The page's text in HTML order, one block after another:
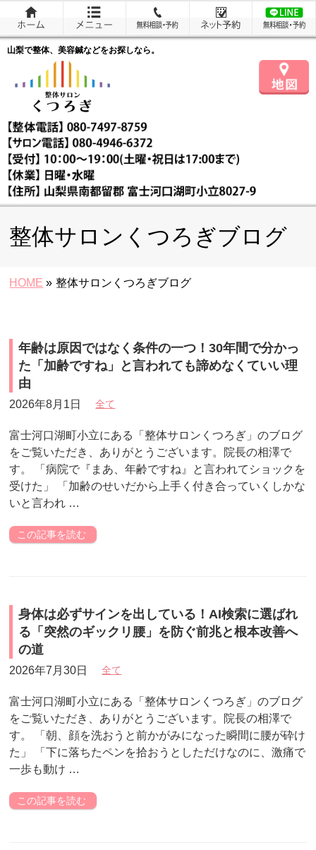
山梨で整体、美容鍼などをお探しなら。
整体サロンくつろぎブログ
HOME » 整体サロンくつろぎブログ
年齢は原因ではなく条件の一つ！30年間で分かっ
た「加齢ですね」と言われても諦めなくていい理
由
2026年8月1日 全て
富士河口湖町小立にある「整体サロンくつろぎ」のブログ
をご覧いただき、ありがとうございます。院長の相澤で
す。 「病院で『まあ、年齢ですね』と言われてショックを
受けた」 「加齢のせいだから上手く付き合っていくしかな
いと言われ …
この記事を読む
身体は必ずサインを出している！AI検索に選ばれ
る「突然のギックリ腰」を防ぐ前兆と根本改善へ
の道
2026年7月30日 全て
富士河口湖町小立にある「整体サロンくつろぎ」のブログ
をご覧いただき、ありがとうございます。院長の相澤で
す。 「朝、顔を洗おうと前かがみになった瞬間に腰が砕け
た」 「下に落ちたペンを拾おうとしただけなのに、激痛で
一歩も動け …
この記事を読む